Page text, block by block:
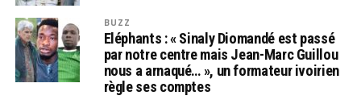
BUZZ
Eléphants : « Sinaly Diomandé est passé
par notre centre mais Jean-Marc Guillou
nous a arnaqué… », un formateur ivoirien
règle ses comptes